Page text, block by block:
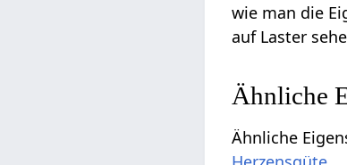
wie man die
auf Laster
Ähnliche
Ähnliche